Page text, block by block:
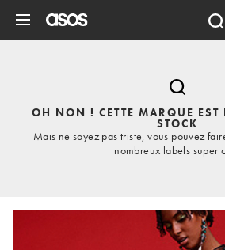
OH NON ! CETTE MARQUE EST
STOCK
Mais ne soyez pas triste, vous pouvez
nombreux labels super